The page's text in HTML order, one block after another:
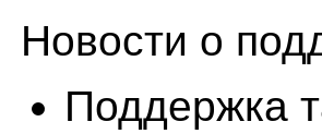
Новости о
Поддержка